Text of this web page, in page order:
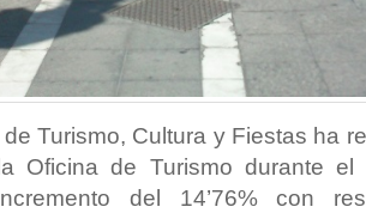
Turismo, Cultura y Fiestas ha
Oficina de Turismo durante
del 14’76% con